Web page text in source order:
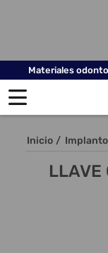
Materiales
Inicio /
LLAVE